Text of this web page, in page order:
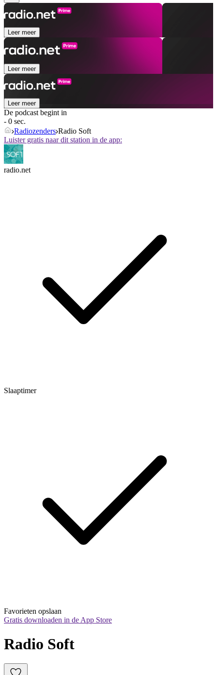
Leer meer
Leer meer
Leer meer
De podcast begint in
- 0 sec.
Radiozenders Radio Soft
Luister gratis naar dit station in de app:
radio.net
Slaaptimer
Favorieten opslaan
Gratis downloaden in de App Store
Radio Soft